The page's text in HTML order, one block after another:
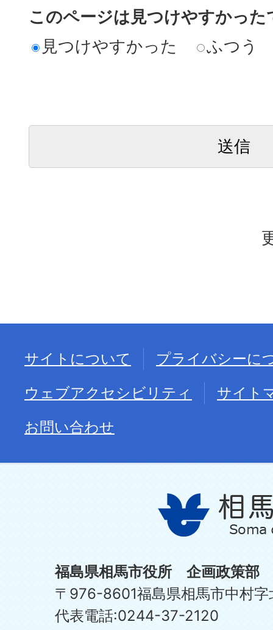
このページは見つけやすかった
見つけやすかった
ふつう
サイトについて
プライバシーに
ウェブアクセシビリティ
サイト
お問い合わせ
福島県相馬市役所 企画政策部
〒976-8601福島県相馬市中村
代表電話:0244-37-2120